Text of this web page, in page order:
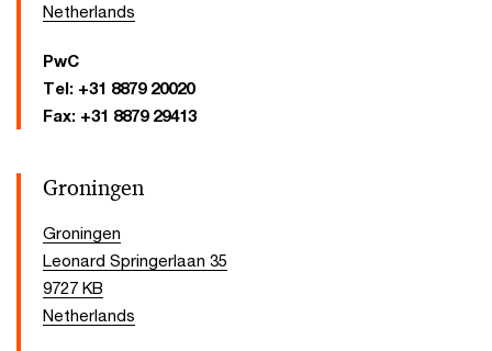
Netherlands
PwC
Tel: +31 8879 20020
Fax: +31 8879 29413
Groningen
Groningen
Leonard Springerlaan 35
9727 KB
Netherlands